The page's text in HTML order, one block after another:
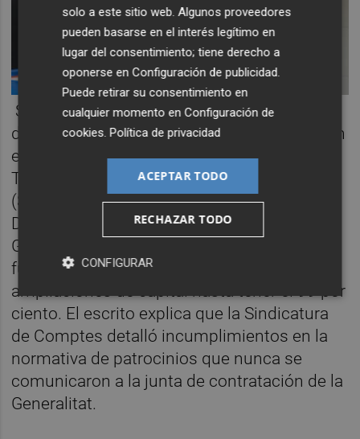
Según el escrito, la entidad patrocinadora
del aeropuerto de Castellón se constituyó en
el año 2002 a través de Sociedad Proyectos
Temáticos de la Comunitat Valenciana
(SPTCV). El 50 por ciento era de la
Diputación de Castellón y el otro 50 de la
Generalitat, pero poco a poco la Generalitat
fue aumentando su participación con
ampliaciones de capital hasta tener el 99 por
ciento. El escrito explica que la Sindicatura
de Comptes detalló incumplimientos en la
normativa de patrocinios que nunca se
comunicaron a la junta de contratación de la
Generalitat.
solo a este sitio web. Algunos proveedores
pueden basarse en el interés legítimo en
lugar del consentimiento; tiene derecho a
oponerse enConfiguración de publicidad.
Puede retirar su consentimiento en
cualquier momento enConfiguración de
cookies.Política de privacidad
ACEPTAR TODO
RECHAZAR TODO
CONFIGURAR